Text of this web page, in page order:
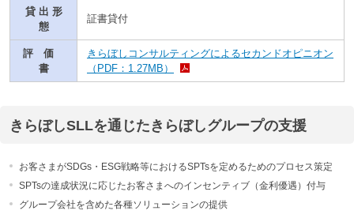
貸 出 形
態
証書貸付
評 価
書
きらぼしコンサルティングによるセカンドオピニオン
（PDF：1.27MB）
きらぼしSLLを通じたきらぼしグループの支援
お客さまがSDGs・ESG戦略等におけるSPTsを定めるためのプロセス策定
SPTsの達成状況に応じたお客さまへのインセンティブ（金利優遇）付与
グループ会社を含めた各種ソリューションの提供